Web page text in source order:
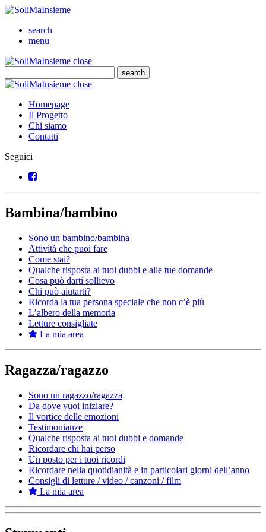
SoliMaInsieme
search
menu
SoliMaInsieme
closeClose
search
Cerca
SoliMaInsieme
closeClose
Homepage
Il Progetto
Chi siamo
Contatti
Seguici
Facebook
Bambina/bambino
Sono un bambino/bambina
Attività che puoi fare
Come stai?
Qualche risposta ai tuoi dubbi e alle tue domande
Cosa può darti sollievo
Chi può aiutarti?
Ricorda la tua persona speciale che non c’è più
L’albero della memoria
Letture consigliate
La mia area
Ragazza/ragazzo
Sono un ragazzo/ragazza
Da dove vuoi iniziare?
Il vortice delle emozioni
Testimonianze
Qualche risposta ai tuoi dubbi e domande
Ricordare chi hai perso
Un posto per i tuoi ricordi
Ricordare nella quotidianità e in particolari giorni dell’anno
Consigli di letture / video / canzoni / film
La mia area